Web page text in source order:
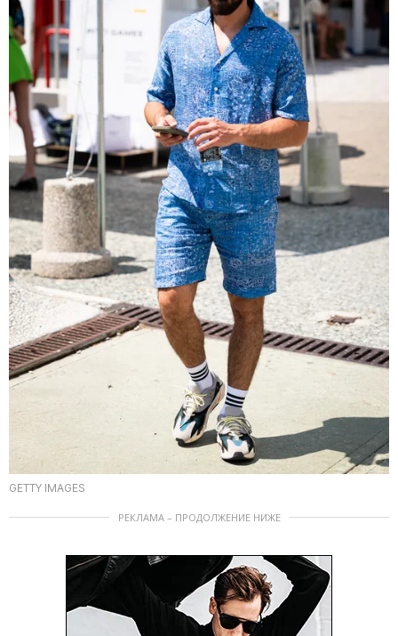
GETTY IMAGES
РЕКЛАМА – ПРОДОЛЖЕНИЕ НИЖЕ